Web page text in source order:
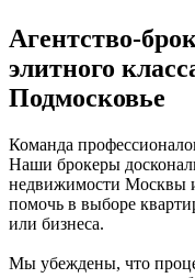
Агентство-
элитного
Подмосковье
Команда
Наши брокеры
недвижимости Москвы
помочь в выборе
или бизнеса.
Мы убеждены, что